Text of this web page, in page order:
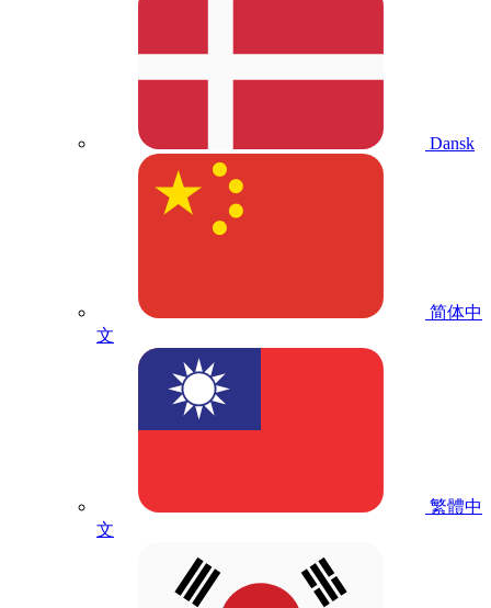
Dansk
简体中
文
繁體中
文